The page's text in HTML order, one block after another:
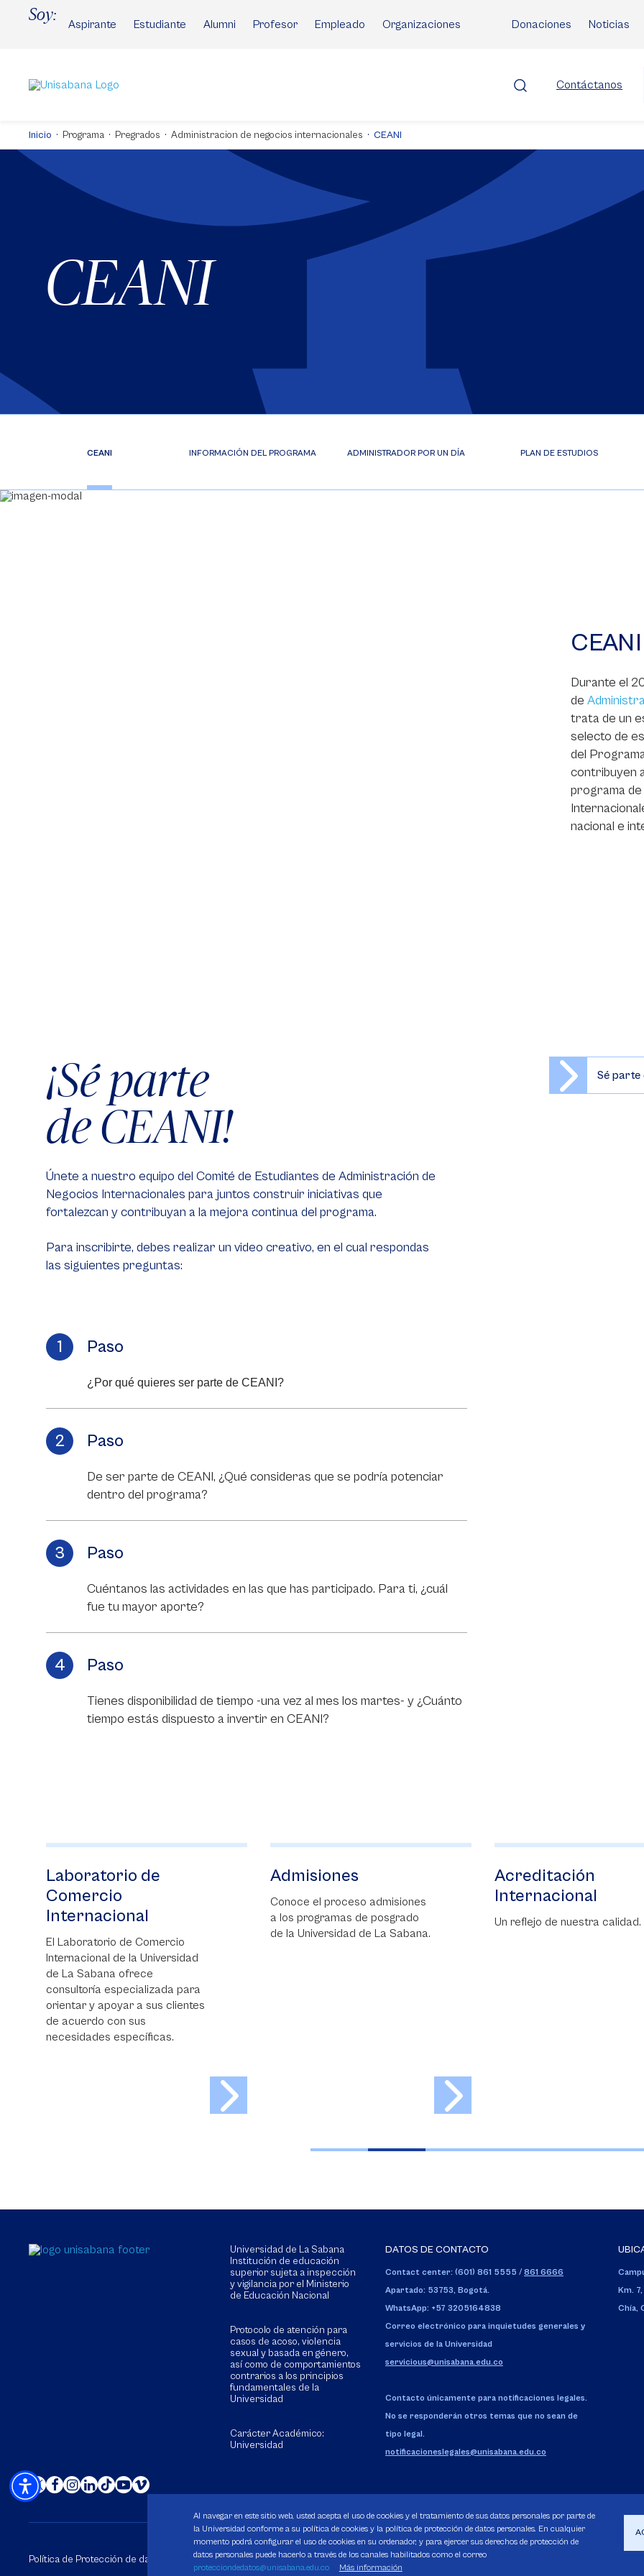
Soy:
Aspirante Estudiante Alumni Profesor Empleado Organizaciones Donaciones Noticias
Contáctanos
Inicio Programa Pregrados Administracion de negocios internacionales CEANI
CEANI
CEANI INFORMACIÓN DEL PROGRAMA ADMINISTRADOR POR UN DÍA PLAN DE ESTUDIOS
CEANI
Durante el
de
trata de un
selecto de
del
contribuyen
programa
nacional e
¡Sé parte
de CEANI!
Únete a nuestro equipo del Comité de Estudiantes de Administración de
Negocios Internacionales para juntos construir iniciativas que
fortalezcan y contribuyan a la mejora continua del programa.
Para inscribirte, debes realizar un video creativo, en el cual respondas
las siguientes preguntas:
Sé parte
Paso
¿Por qué quieres ser parte de CEANI?
Paso
De ser parte de CEANI, ¿Qué consideras que se podría potenciar
dentro del programa?
Paso
Cuéntanos las actividades en las que has participado. Para ti, ¿cuál
fue tu mayor aporte?
Paso
Tienes disponibilidad de tiempo -una vez al mes los martes- y ¿Cuánto
tiempo estás dispuesto a invertir en CEANI?
Admisiones
Conoce el proceso admisiones
a los programas de posgrado
Acreditación
Internacional
Un reflejo de nuestra calidad.
Beca Excelencia
La Beca Excelencia premia a
mejores estudiantes de
Universidad de La Sabana
Institución de educación
superior sujeta a inspección
y vigilancia por el Ministerio
de Educación Nacional
Protocolo de atención para
casos de acoso, violencia
sexual y basada en género,
así como de comportamientos
contrarios a los principios
fundamentales de la
Universidad
Carácter Académico:
Universidad
DATOS DE CONTACTO
Contact center: (601) 861 5555 / 861 6666
Apartado: 53753, Bogotá.
WhatsApp: +57 3205164838
Correo electrónico para inquietudes generales y
servicios de la Universidad
servicious@unisabana.edu.co
Contacto únicamente para notificaciones legales.
No se responderán otros temas que no sean de
tipo legal.
notificacioneslegales@unisabana.edu.co
Km.
Chía,
Política de Protección de datos Política de Cookies Derechos Pecuniarios
Al navegar en este sitio web, usted acepta el uso de cookies y el tratamiento de sus datos personales por parte de
la Universidad conforme a su política de cookies y la política de protección de datos personales. En cualquier
momento podrá configurar el uso de cookies en su ordenador, y para ejercer sus derechos de protección de
datos personales puede hacerlo a través de los canales habilitados como el correo
protecciondedatos@unisabana.edu.co
Más información